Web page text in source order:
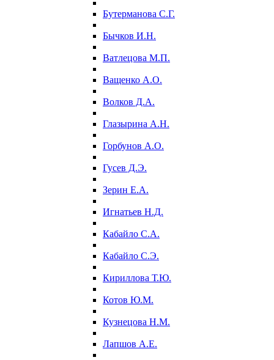
Бутерманова С.Г.
Бычков И.Н.
Ватлецова М.П.
Ващенко А.О.
Волков Д.А.
Глазырина А.Н.
Горбунов А.О.
Гусев Д.Э.
Зерин Е.А.
Игнатьев Н.Д.
Кабайло С.А.
Кабайло С.Э.
Кириллова Т.Ю.
Котов Ю.М.
Кузнецова Н.М.
Лапшов А.Е.